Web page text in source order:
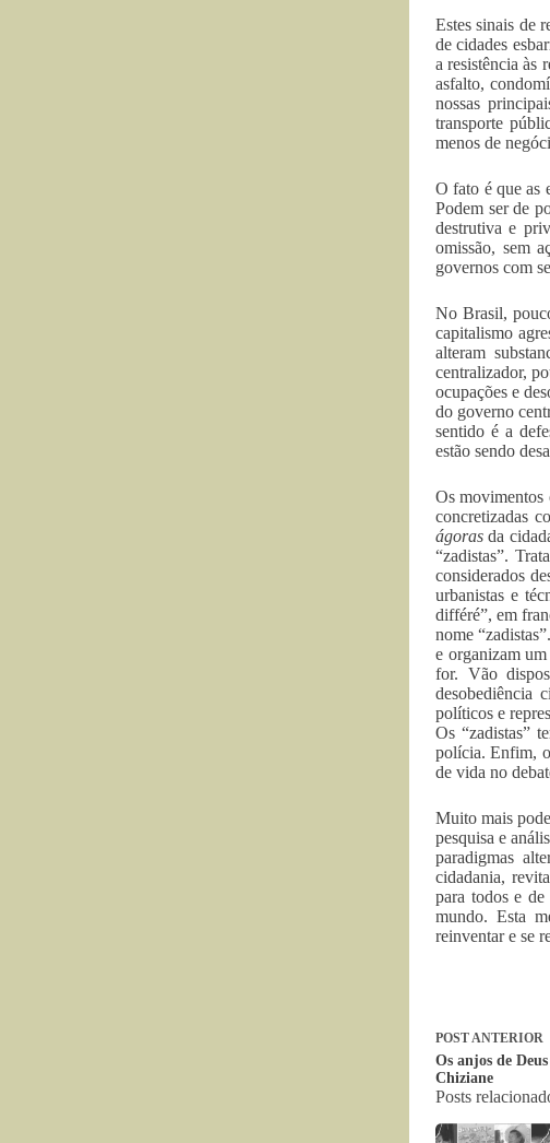
Estes sinais de
de cidades
a resistência às
asfalto,
nossas
transporte
menos de
O fato é que as
Podem ser de
destrutiva e
omissão, sem
governos com
No Brasil,
capitalismo
alteram
centralizador,
ocupações e
do governo
sentido é a
estão sendo
Os movimentos
concretizadas
ágorasda
“zadistas”.
considerados
urbanistas e
différé”, em
nome
e organizam
for. Vão
desobediência
políticos e
Os “zadistas”
polícia. Enfim,
de vida no
Muito mais
pesquisa e
paradigmas
cidadania,
para todos e
mundo. Esta
reinventar e se
POSTANTERIOR
Os anjos de
Chiziane
Posts